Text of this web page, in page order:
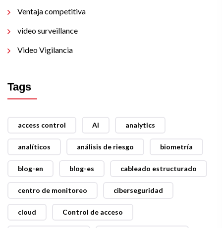
Ventaja competitiva
video surveillance
Video Vigilancia
Tags
access control AI analytics
analíticos análisis de riesgo biometría
blog-en blog-es cableado estructurado
centro de monitoreo ciberseguridad
cloud Control de acceso